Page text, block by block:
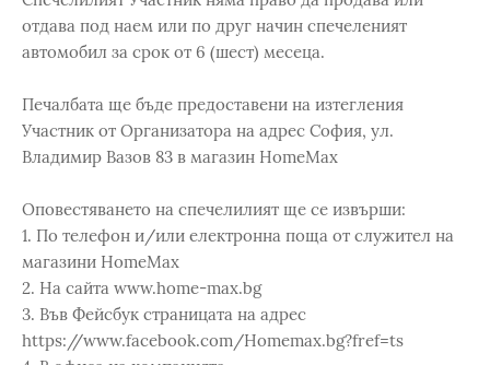
отдава под наем или по друг начин спечеленият
автомобил за срок от 6 (шест) месеца.
Печалбата ще бъде предоставени на изтегления
Участник от Организатора на адрес София, ул.
Владимир Вазов 83 в магазин HomeMax
Оповестяването на спечелилият ще се извърши:
1. По телефон и/или електронна поща от служител на
магазини HomeMax
2. На сайта www.home-max.bg
3. Във Фейсбук страницата на адрес
https://www.facebook.com/Homemax.bg?fref=ts